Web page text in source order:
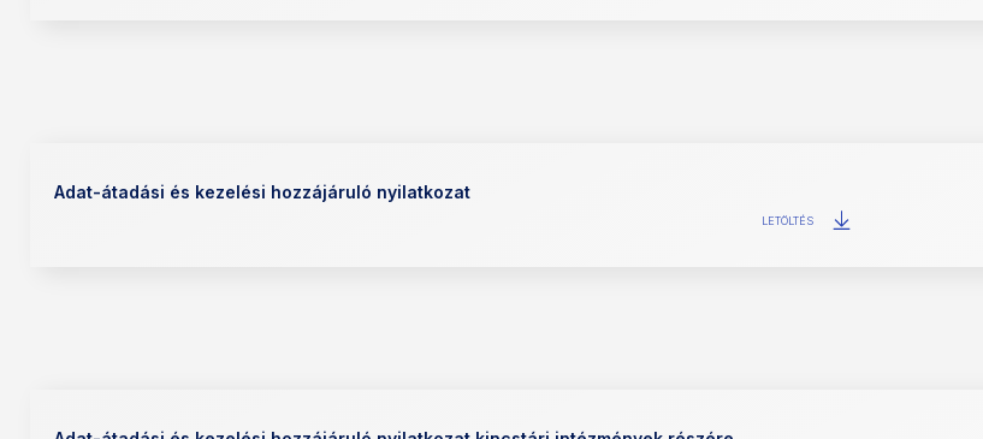
Adat-átadási és kezelési hozzájáruló nyilatkozat
LETÖLTÉS